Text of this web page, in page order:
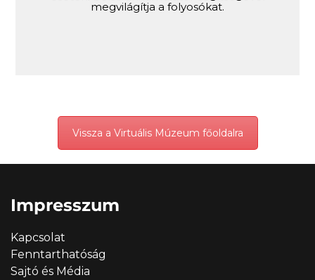
megvilágítja a folyosókat.
Vissza a Virtuális Múzeum főoldalra
Impresszum
Kapcsolat
Fenntarthatóság
Sajtó és Média